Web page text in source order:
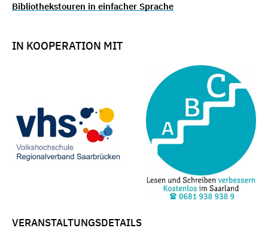
Bibliothekstouren in einfacher Sprache
IN KOOPERATION MIT
VERANSTALTUNGSDETAILS